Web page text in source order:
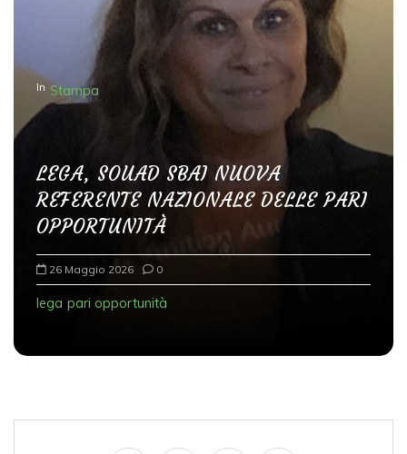
In Stampa
LEGA, SOUAD SBAI NUOVA
REFERENTE NAZIONALE DELLE PARI
OPPORTUNITÀ
26 Maggio 2026 0
lega pari opportunità